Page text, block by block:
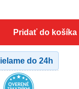
Pridať do košíka
do 24h